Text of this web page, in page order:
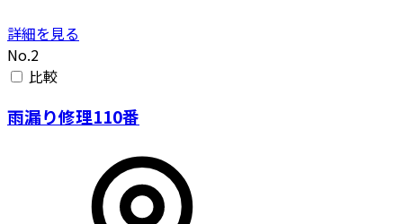
詳細を見る
No.2
比較
雨漏り修理110番